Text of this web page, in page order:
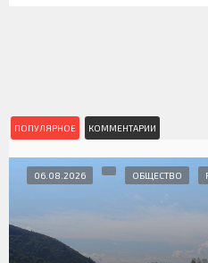
ПОПУЛЯРНОЕ КОММЕНТАРИИ
06.08.2026 ОБЩЕСТВО